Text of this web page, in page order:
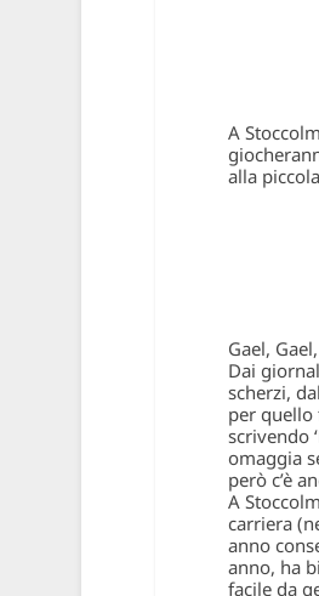
A
alla
Gael,
Dai
scherzi,
per quello
scrivendo
omaggia
però c’è
A
carriera
anno
anno, ha
facile da